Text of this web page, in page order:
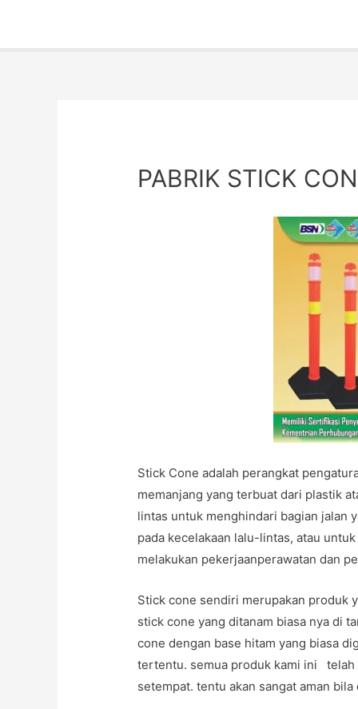
PABRIK STICK
Stick Cone adalah perangkat
memanjang yang terbuat dari plastik
lintas untuk menghindari bagian jalan
pada kecelakaan lalu-lintas, atau
melakukan pekerjaanperawatan dan
Stick cone sendiri merupakan produk
stick cone yang ditanam biasa nya di
cone dengan base hitam yang biasa
tertentu. semua produk kami ini telah
setempat. tentu akan sangat aman bila